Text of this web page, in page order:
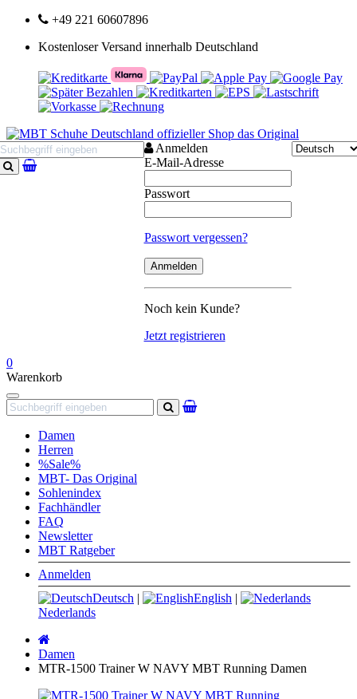
+49 221 60607896
Kostenloser Versand innerhalb Deutschland
Suchen
Anmelden
E-Mail-Adresse
Passwort
Passwort vergessen?
Noch kein Kunde?
Jetzt registrieren
0
Warenkorb
Navigation
Suchen
Damen
Herren
%Sale%
MBT- Das Original
Sohlenindex
Fachhändler
FAQ
Newsletter
MBT Ratgeber
Anmelden
Deutsch | English |
Nederlands
Damen
MTR-1500 Trainer W NAVY MBT Running Damen